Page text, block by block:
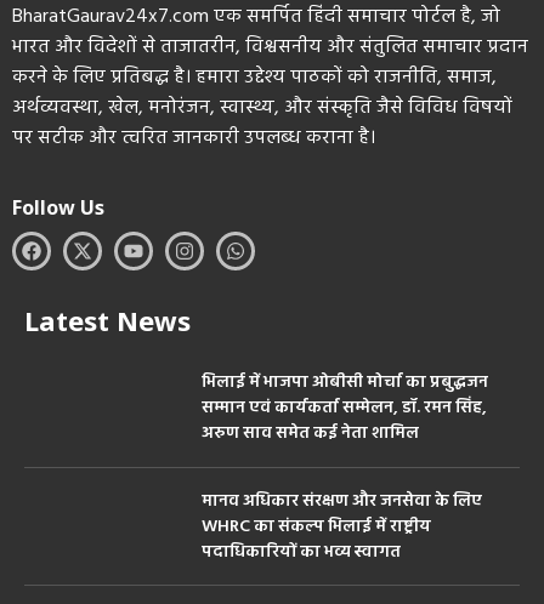
BharatGaurav24x7.com एक समर्पित हिंदी समाचार पोर्टल है, जो
भारत और विदेशों से ताजातरीन, विश्वसनीय और संतुलित समाचार प्रदान
करने के लिए प्रतिबद्ध है। हमारा उद्देश्य पाठकों को राजनीति, समाज,
अर्थव्यवस्था, खेल, मनोरंजन, स्वास्थ्य, और संस्कृति जैसे विविध विषयों
पर सटीक और त्वरित जानकारी उपलब्ध कराना है।
Follow Us
Latest News
भिलाई में भाजपा ओबीसी मोर्चा का प्रबुद्धजन
सम्मान एवं कार्यकर्ता सम्मेलन, डॉ. रमन सिंह,
अरुण साव समेत कई नेता शामिल
मानव अधिकार संरक्षण और जनसेवा के लिए
WHRC का संकल्प भिलाई में राष्ट्रीय
पदाधिकारियों का भव्य स्वागत